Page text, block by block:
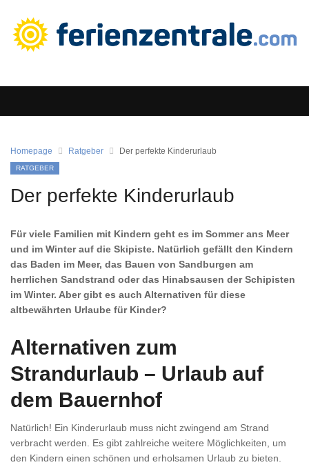
Homepage Ratgeber Der perfekte Kinderurlaub
RATGEBER
Der perfekte Kinderurlaub
Für viele Familien mit Kindern geht es im Sommer ans Meer
und im Winter auf die Skipiste. Natürlich gefällt den Kindern
das Baden im Meer, das Bauen von Sandburgen am
herrlichen Sandstrand oder das Hinabsausen der Schipisten
im Winter. Aber gibt es auch Alternativen für diese
altbewährten Urlaube für Kinder?
Alternativen zum
Strandurlaub – Urlaub auf
dem Bauernhof
Natürlich! Ein Kinderurlaub muss nicht zwingend am Strand
verbracht werden. Es gibt zahlreiche weitere Möglichkeiten, um
den Kindern einen schönen und erholsamen Urlaub zu bieten.